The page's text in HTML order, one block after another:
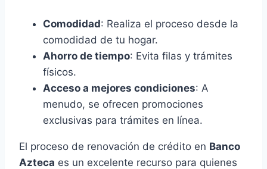
Comodidad: Realiza el proceso desde la
comodidad de tu hogar.
Ahorro de tiempo: Evita filas y trámites
físicos.
Acceso a mejores condiciones: A
menudo, se ofrecen promociones
exclusivas para trámites en línea.
El proceso de renovación de crédito en Banco
Azteca es un excelente recurso para quienes